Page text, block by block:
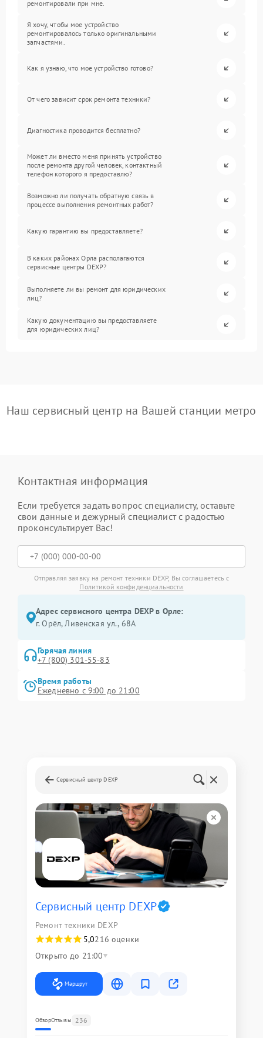
ремонтировали при мне.
Я хочу, чтобы мое устройство
ремонтировалось только оригинальными
запчастями.
Как я узнаю, что мое устройство готово?
От чего зависит срок ремонта техники?
Диагностика проводится бесплатно?
Может ли вместо меня принять устройство
после ремонта другой человек, контактный
телефон которого я предоставлю?
Возможно ли получать обратную связь в
процессе выполнения ремонтных работ?
Какую гарантию вы предоставляете?
В каких районах Орла располагаются
сервисные центры DEXP?
Выполняете ли вы ремонт для юридических
лиц?
Какую документацию вы предоставляете
для юридических лиц?
Наш сервисный центр на Вашей станции метро
Контактная информация
Если требуется задать вопрос специалисту, оставьте
свои данные и дежурный специалист с радостью
проконсультирует Вас!
Отправляя заявку на ремонт техники DEXP, Вы соглашаетесь с
Политикой конфиденциальности
Адрес сервисного центра DEXP в Орле:
г. Орёл, Ливенская ул., 68А
Горячая линия
+7 (800) 301-55-83
Время работы
Ежедневно с 9:00 до 21:00
Сервисный центр DEXP
Сервисный центр DEXP
Ремонт техники DEXP
5,0216 оценки
Открыто до 21:00
Маршрут
ОбзорОтзывы 236